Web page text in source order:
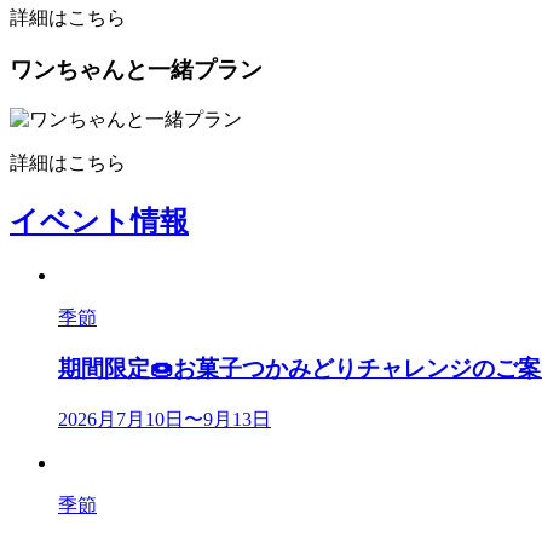
詳細はこちら
ワンちゃんと一緒プラン
詳細はこちら
イベント情報
季節
期間限定🍩お菓子つかみどりチャレンジのご案
2026月7月10日〜9月13日
季節